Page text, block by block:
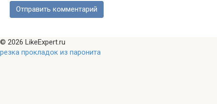
© 2026 LikeExpert.ru
резка прокладок из паронита